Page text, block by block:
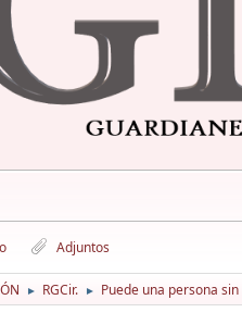
Adjuntos
► RGCir. ► Puede una persona